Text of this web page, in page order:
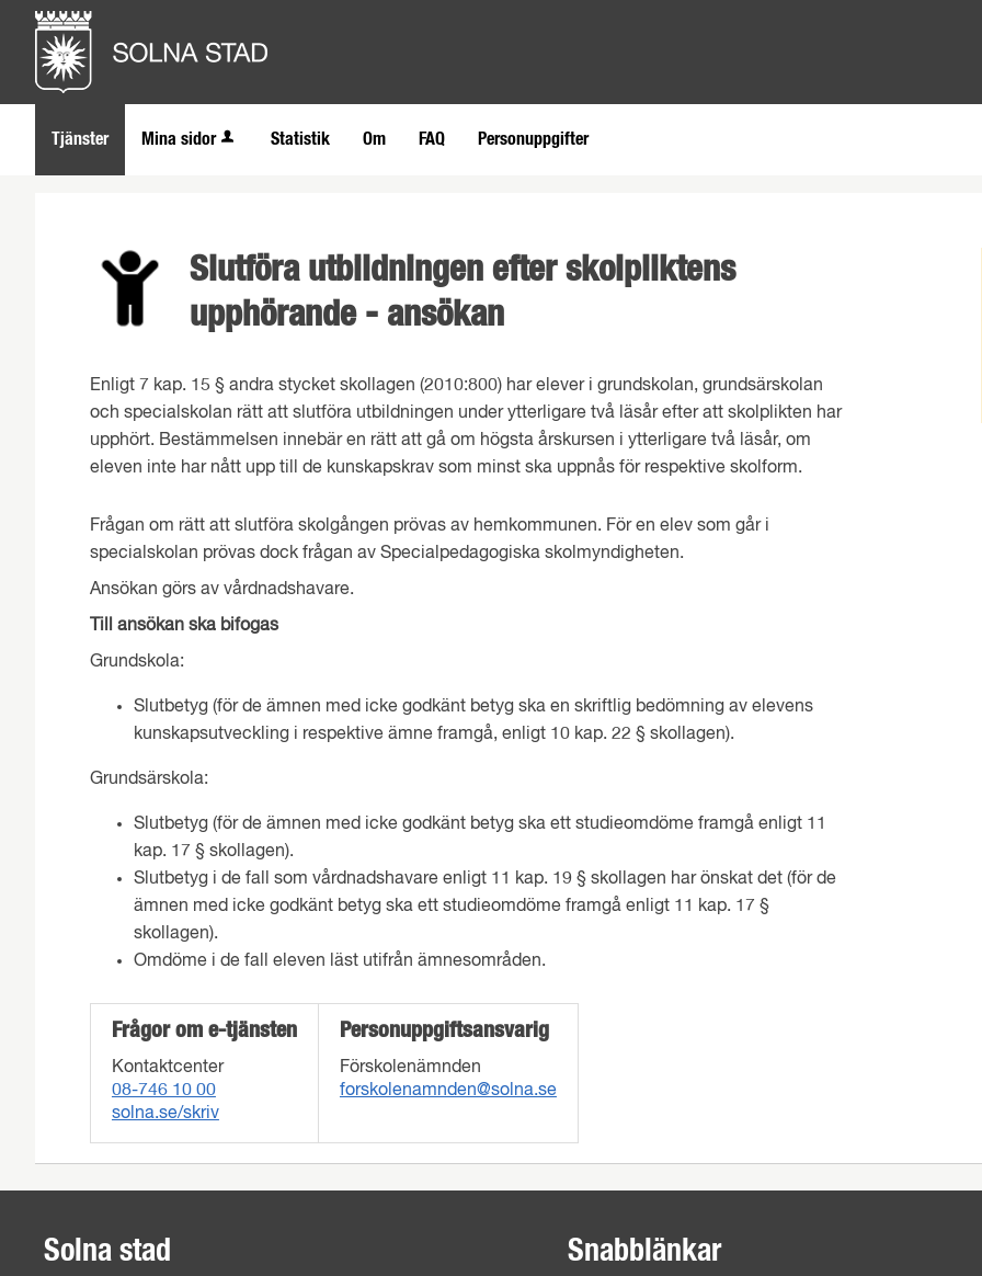
Tjänster Mina sidor Statistik Om FAQ Personuppgifter
Slutföra utbildningen efter skolpliktens
upphörande - ansökan
Enligt 7 kap. 15 § andra stycket skollagen (2010:800) har elever i grundskolan, grundsärskolan
och specialskolan rätt att slutföra utbildningen under ytterligare två läsår efter att skolplikten har
upphört. Bestämmelsen innebär en rätt att gå om högsta årskursen i ytterligare två läsår, om
eleven inte har nått upp till de kunskapskrav som minst ska uppnås för respektive skolform.
Frågan om rätt att slutföra skolgången prövas av hemkommunen. För en elev som går i
specialskolan prövas dock frågan av Specialpedagogiska skolmyndigheten.
Ansökan görs av vårdnadshavare.
Till ansökan ska bifogas
Grundskola:
Slutbetyg (för de ämnen med icke godkänt betyg ska en skriftlig bedömning av elevens
kunskapsutveckling i respektive ämne framgå, enligt 10 kap. 22 § skollagen).
Grundsärskola:
Slutbetyg (för de ämnen med icke godkänt betyg ska ett studieomdöme framgå enligt 11
kap. 17 § skollagen).
Slutbetyg i de fall som vårdnadshavare enligt 11 kap. 19 § skollagen har önskat det (för de
ämnen med icke godkänt betyg ska ett studieomdöme framgå enligt 11 kap. 17 §
skollagen).
Omdöme i de fall eleven läst utifrån ämnesområden.
Frågor om e-tjänsten
Kontaktcenter
08-746 10 00
solna.se/skriv
Personuppgiftsansvarig
Förskolenämnden
forskolenamnden@solna.se
Solna stad Snabblänkar